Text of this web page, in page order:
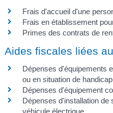
Frais d'accueil d'une
Frais en établissement
Primes des contrats de
Aides fiscales liées
Dépenses d'équipements
ou en situation de handicap
Dépenses d'équipement
Dépenses d'installation
véhicule électrique